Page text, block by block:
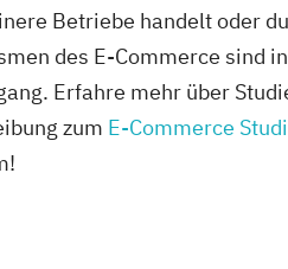
Betriebe handelt oder
des E-Commerce sind
Erfahre mehr über
zum E-Commerce